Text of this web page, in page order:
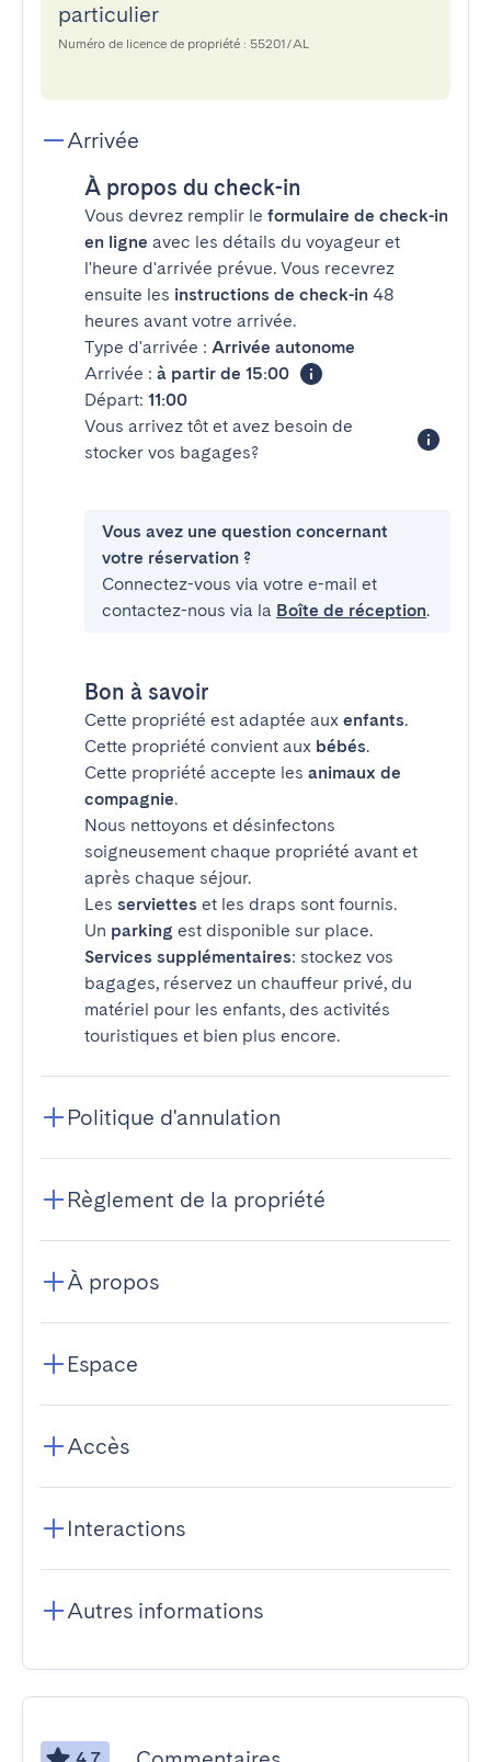
particulier
Numéro de licence de propriété : 55201/AL
Arrivée
À propos du check-in
Vous devrez remplir le formulaire de check-in
en ligne avec les détails du voyageur et
l'heure d'arrivée prévue. Vous recevrez
ensuite les instructions de check-in 48
heures avant votre arrivée.
Type d'arrivée : Arrivée autonome
Arrivée : à partir de 15:00
Départ: 11:00
Vous arrivez tôt et avez besoin de
stocker vos bagages?
Vous avez une question concernant
votre réservation ?
Connectez-vous via votre e-mail et
contactez-nous via la Boîte de réception.
Bon à savoir
Cette propriété est adaptée aux enfants.
Cette propriété convient aux bébés.
Cette propriété accepte les animaux de
compagnie.
Nous nettoyons et désinfectons
soigneusement chaque propriété avant et
après chaque séjour.
Les serviettes et les draps sont fournis.
Un parking est disponible sur place.
Services supplémentaires: stockez vos
bagages, réservez un chauffeur privé, du
matériel pour les enfants, des activités
touristiques et bien plus encore.
Politique d'annulation
Règlement de la propriété
À propos
Espace
Accès
Interactions
Autres informations